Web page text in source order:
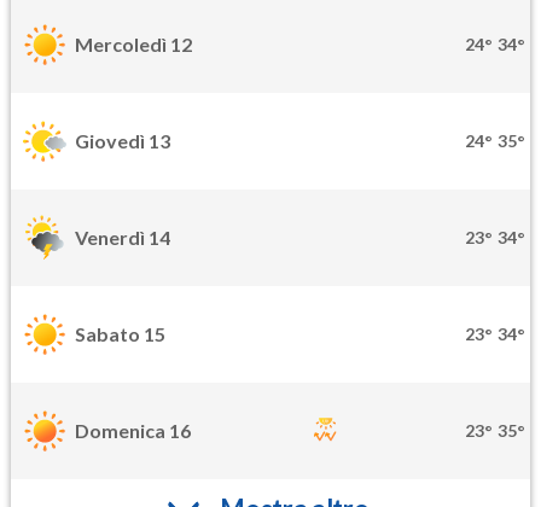
Mercoledì 12 24° 34°
Giovedì 13 24° 35°
Venerdì 14 23° 34°
Sabato 15 23° 34°
Domenica 16 23° 35°